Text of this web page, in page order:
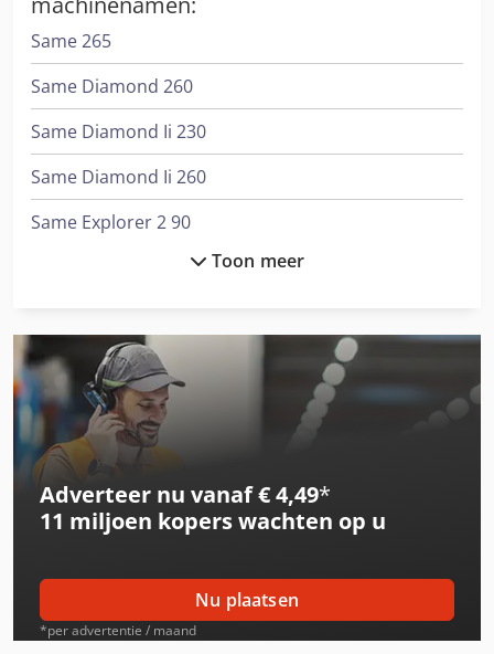
Same 265
Same Diamond 260
Same Diamond Ii 230
Same Diamond Ii 260
Same Explorer 2 90
Same Explorer 2 90 Dt
Same Explorer 55 Dt
Same Explorer 60 Dt
Same Explorer 60 Ii Dt
Same Explorer 65
Same Explorer 65 Dt
Same Explorer 70
Same Explorer 70 Dt
Toon meer
Adverteer nu vanaf € 4,49*
11 miljoen koperswachten op u
Nu plaatsen
*per advertentie / maand